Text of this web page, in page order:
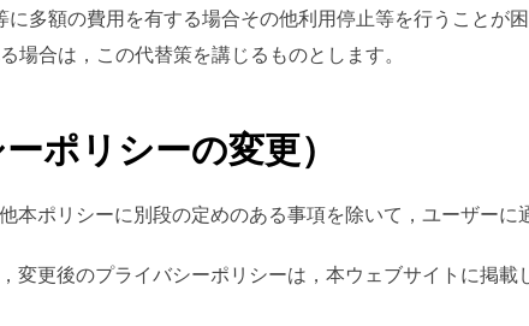
多額の費用を有する場合その他利用停止等を行うことが
場合は，この代替策を講じるものとします。
ポリシーの変更）
本ポリシーに別段の定めのある事項を除いて，ユーザーに
変更後のプライバシーポリシーは，本ウェブサイトに掲載